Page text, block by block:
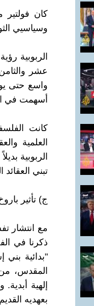
وسياسيي
الربوبية
عشر
واسع حتى
أسهمت في
كانت
العلمية
الربوبية
تبني العقائد
ج) تأثير
مع انتشار
ذكرنا في
"بدائية بني
المقدس،
إلهية
بعهديه